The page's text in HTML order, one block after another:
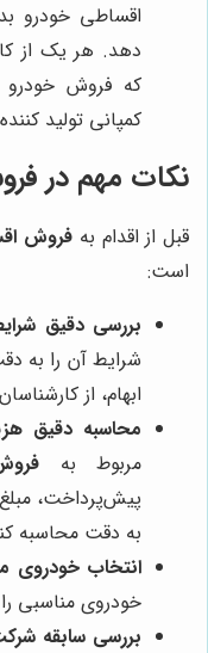
اقساطی خودرو
دهد. هر یک از
که فروش
کمپانی تولید
نکات مهم در
قبل از اقدام به فروش
است:
بررسی دقیق
شرایط آن را به
ابهام، از
محاسبه دقیق
مربوط به
پیش‌پرداخت،
به دقت محاسبه
انتخاب خودروی
خودروی مناسبی
بررسی سابقه